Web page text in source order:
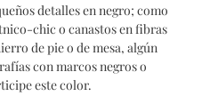
detalles en negro; como
chic o canastos en fibras
de pie o de mesa, algún
con marcos negros o
este color.